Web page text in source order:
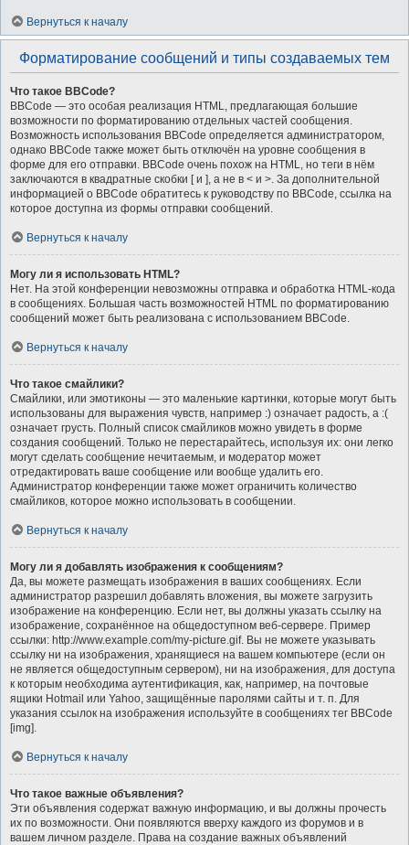
Вернуться к началу
Форматирование сообщений и типы создаваемых тем
Что такое BBCode?
BBCode — это особая реализация HTML, предлагающая большие
возможности по форматированию отдельных частей сообщения.
Возможность использования BBCode определяется администратором,
однако BBCode также может быть отключён на уровне сообщения в
форме для его отправки. BBCode очень похож на HTML, но теги в нём
заключаются в квадратные скобки [ и ], а не в < и >. За дополнительной
информацией о BBCode обратитесь к руководству по BBCode, ссылка на
которое доступна из формы отправки сообщений.
Вернуться к началу
Могу ли я использовать HTML?
Нет. На этой конференции невозможны отправка и обработка HTML-кода
в сообщениях. Большая часть возможностей HTML по форматированию
сообщений может быть реализована с использованием BBCode.
Вернуться к началу
Что такое смайлики?
Смайлики, или эмотиконы — это маленькие картинки, которые могут быть
использованы для выражения чувств, например :) означает радость, а :(
означает грусть. Полный список смайликов можно увидеть в форме
создания сообщений. Только не перестарайтесь, используя их: они легко
могут сделать сообщение нечитаемым, и модератор может
отредактировать ваше сообщение или вообще удалить его.
Администратор конференции также может ограничить количество
смайликов, которое можно использовать в сообщении.
Вернуться к началу
Могу ли я добавлять изображения к сообщениям?
Да, вы можете размещать изображения в ваших сообщениях. Если
администратор разрешил добавлять вложения, вы можете загрузить
изображение на конференцию. Если нет, вы должны указать ссылку на
изображение, сохранённое на общедоступном веб-сервере. Пример
ссылки: http://www.example.com/my-picture.gif. Вы не можете указывать
ссылку ни на изображения, хранящиеся на вашем компьютере (если он
не является общедоступным сервером), ни на изображения, для доступа
к которым необходима аутентификация, как, например, на почтовые
ящики Hotmail или Yahoo, защищённые паролями сайты и т. п. Для
указания ссылок на изображения используйте в сообщениях тег BBCode
[img].
Вернуться к началу
Что такое важные объявления?
Эти объявления содержат важную информацию, и вы должны прочесть
их по возможности. Они появляются вверху каждого из форумов и в
вашем личном разделе. Права на создание важных объявлений